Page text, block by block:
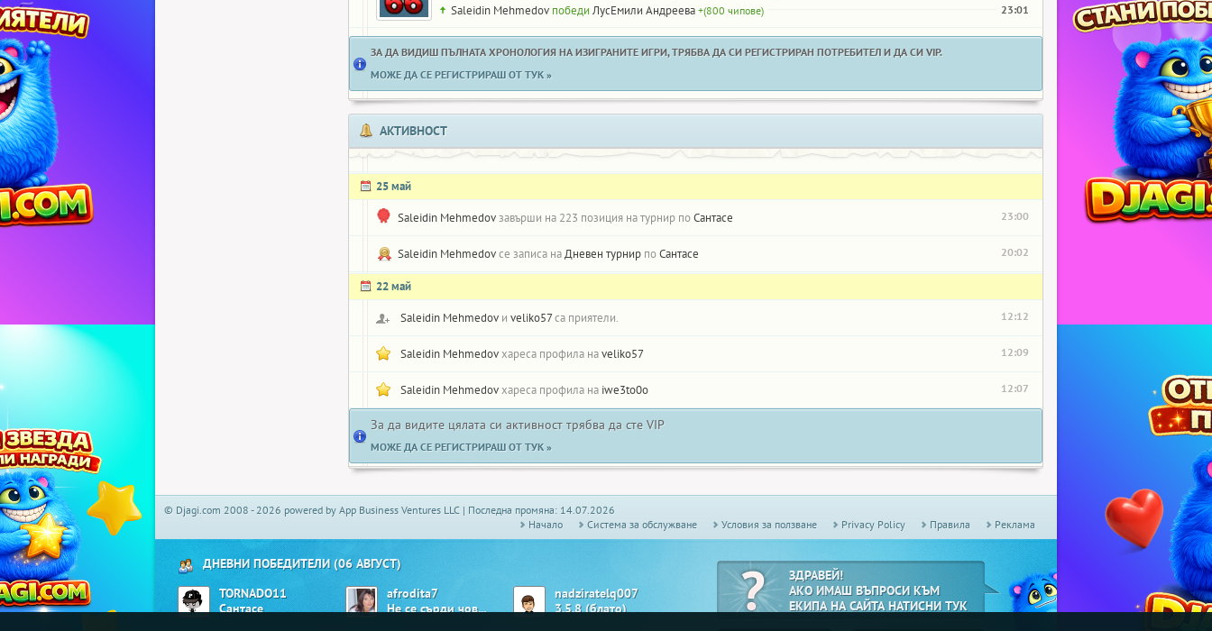
Saleidin Mehmedov победи ЛусЕмили Андреева +(800 чипове) 23:01
ЗА ДА ВИДИШ ПЪЛНАТА ХРОНОЛОГИЯ НА ИЗИГРАНИТЕ ИГРИ, ТРЯБВА ДА СИ РЕГИСТРИРАН ПОТРЕБИТЕЛ И ДА СИ VIP.
МОЖЕ ДА СЕ РЕГИСТРИРАШ ОТ ТУК »
АКТИВНОСТ
25 май
Saleidin Mehmedovзавърши на 223 позиция на турнир поСантасе 23:00
Saleidin Mehmedovсе записа наДневен турнир поСантасе 20:02
22 май
Saleidin Mehmedov и veliko57са приятели. 12:12
Saleidin Mehmedovхареса профила наveliko57 12:09
Saleidin Mehmedovхареса профила на iwe3to0o 12:07
За да видите цялата си активност трябва да сте VIP
МОЖЕ ДА СЕ РЕГИСТРИРАШ ОТ ТУК »
© Djagi.com 2008 - 2026 powered by App Business Ventures LLC | Последна промяна: 14.07.2026
Начало
Системa за обслужване Условия за ползване Privacy Policy Правила Реклама
ДНЕВНИ ПОБЕДИТЕЛИ (06 АВГУСТ)
TORNADO11
Сантасе
afrodita7
Не се сърди човече
nadziratelq007
3.5.8 (блато)
ЗДРАВЕЙ!
АКО ИМАШ ВЪПРОСИ КЪМ
ЕКИПА НА САЙТА НАТИСНИ ТУК